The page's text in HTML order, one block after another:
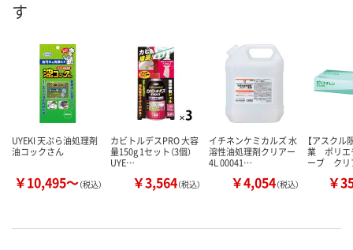
す
UYEKI 天ぷら油処理剤
油コックさん
￥10,495～（税込）
カビトルデスPRO 大容
量150g 1セット（3個）
UYE…
￥3,564（税込）
イチネンケミカルズ 水
溶性油処理剤クリアー
4L 00041…
￥4,054（税込）
【アスクル
業 ポリエ
ーブ ク
￥